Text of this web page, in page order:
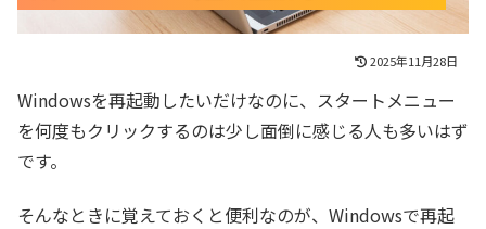
2025年11月28日
Windowsを再起動したいだけなのに、スタートメニュー
を何度もクリックするのは少し面倒に感じる人も多いはず
です。
そんなときに覚えておくと便利なのが、Windowsで再起